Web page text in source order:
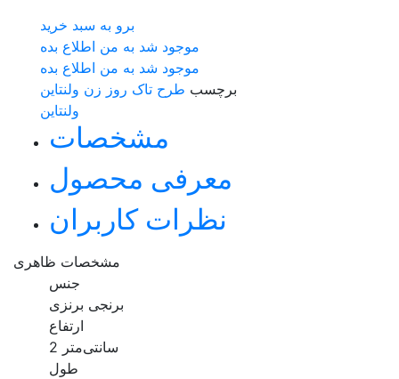
برو به سبد خرید
موجود شد به من اطلاع بده
موجود شد به من اطلاع بده
برچسب طرح تاک روز زن ولنتاین
ولنتاین
مشخصات
معرفی محصول
نظرات کاربران
مشخصات ظاهری
جنس
برنجی برنزی
ارتفاع
2 سانتی‌متر
طول